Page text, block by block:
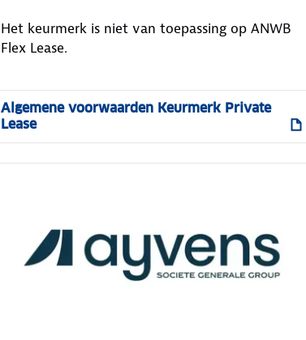
Het keurmerk is niet van toepassing op ANWB
Flex Lease.
Algemene voorwaarden Keurmerk Private
Lease